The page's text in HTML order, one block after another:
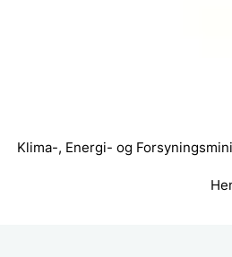
Klima-, Energi- og